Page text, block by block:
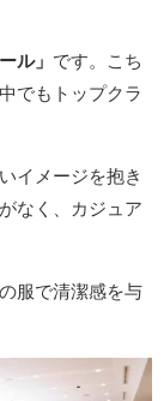
ル」 です。こち
でもトップクラ
イメージを抱き
なく、カジュア
服で清潔感を与